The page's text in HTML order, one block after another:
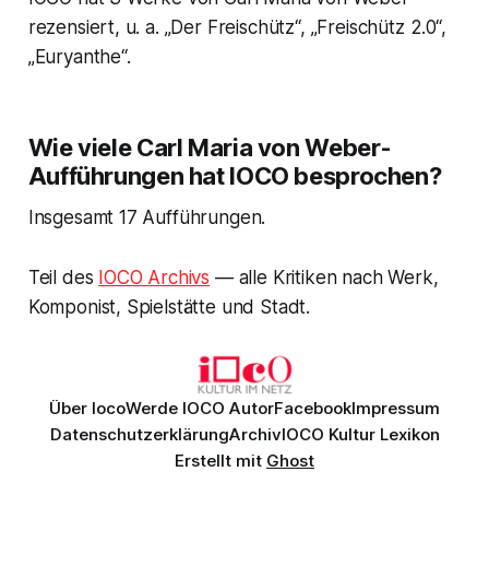
rezensiert, u. a. „Der Freischütz“, „Freischütz 2.0“,
„Euryanthe“.
Wie viele Carl Maria von Weber-
Aufführungen hat IOCO besprochen?
Insgesamt 17 Aufführungen.
Teil des IOCO Archivs — alle Kritiken nach Werk,
Komponist, Spielstätte und Stadt.
Über IocoWerde IOCO AutorFacebookImpressum
DatenschutzerklärungArchivIOCO Kultur Lexikon
Erstellt mit Ghost